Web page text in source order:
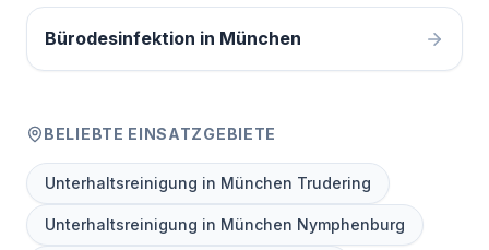
Bürodesinfektion in München
BELIEBTE EINSATZGEBIETE
Unterhaltsreinigung in München Trudering
Unterhaltsreinigung in München Nymphenburg